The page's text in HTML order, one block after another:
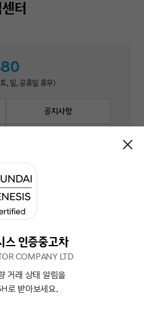
터
, 일, 공휴일 휴무)
공지사항
스 인증중고차
COMPANY LTD
거래 상태 알림을
로 받아보세요.